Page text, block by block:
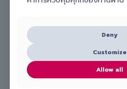
Deny
Customize
Allow all